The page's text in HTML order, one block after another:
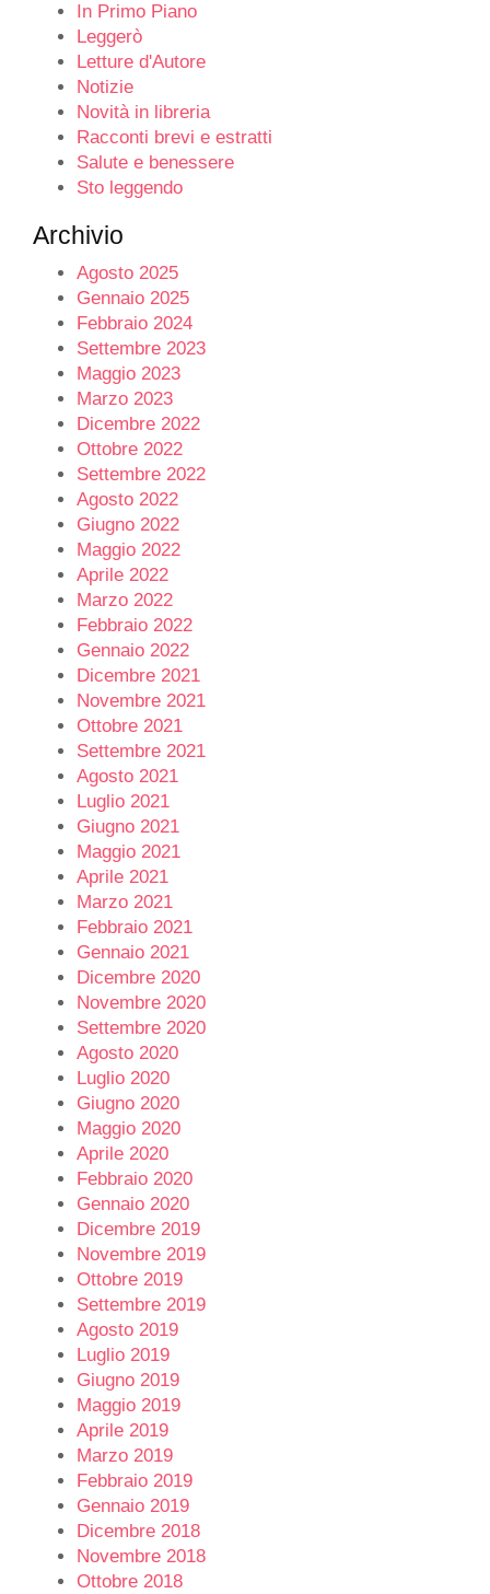
In Primo Piano
Leggerò
Letture d'Autore
Notizie
Novità in libreria
Racconti brevi e estratti
Salute e benessere
Sto leggendo
Archivio
Agosto 2025
Gennaio 2025
Febbraio 2024
Settembre 2023
Maggio 2023
Marzo 2023
Dicembre 2022
Ottobre 2022
Settembre 2022
Agosto 2022
Giugno 2022
Maggio 2022
Aprile 2022
Marzo 2022
Febbraio 2022
Gennaio 2022
Dicembre 2021
Novembre 2021
Ottobre 2021
Settembre 2021
Agosto 2021
Luglio 2021
Giugno 2021
Maggio 2021
Aprile 2021
Marzo 2021
Febbraio 2021
Gennaio 2021
Dicembre 2020
Novembre 2020
Settembre 2020
Agosto 2020
Luglio 2020
Giugno 2020
Maggio 2020
Aprile 2020
Febbraio 2020
Gennaio 2020
Dicembre 2019
Novembre 2019
Ottobre 2019
Settembre 2019
Agosto 2019
Luglio 2019
Giugno 2019
Maggio 2019
Aprile 2019
Marzo 2019
Febbraio 2019
Gennaio 2019
Dicembre 2018
Novembre 2018
Ottobre 2018